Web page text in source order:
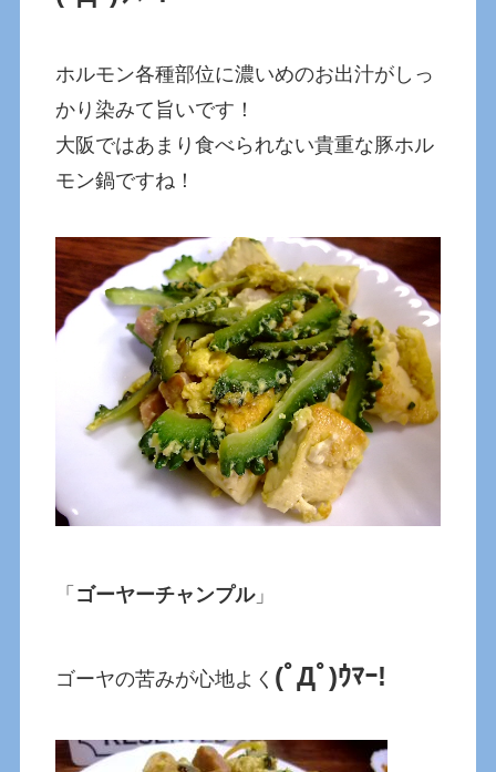
ホルモン各種部位に濃いめのお出汁がしっ
かり染みて旨いです！
大阪ではあまり食べられない貴重な豚ホル
モン鍋ですね！
「 ゴーヤーチャンプル」
ゴーヤの苦みが心地よく (ﾟДﾟ)ｳﾏｰ!